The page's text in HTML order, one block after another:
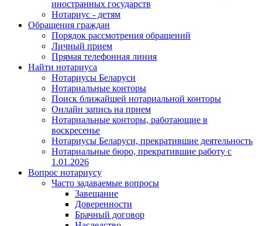
иностранных государств
Нотариус - детям
Обращения граждан
Порядок рассмотрения обращений
Личный прием
Прямая телефонная линия
Найти нотариуса
Нотариусы Беларуси
Нотариальные конторы
Поиск ближайшей нотариальной конторы
Онлайн запись на прием
Нотариальные конторы, работающие в
воскресенье
Нотариусы Беларуси, прекратившие деятельность
Нотариальные бюро, прекратившие работу с
1.01.2026
Вопрос нотариусу
Часто задаваемые вопросы
Завещание
Доверенности
Брачный договор